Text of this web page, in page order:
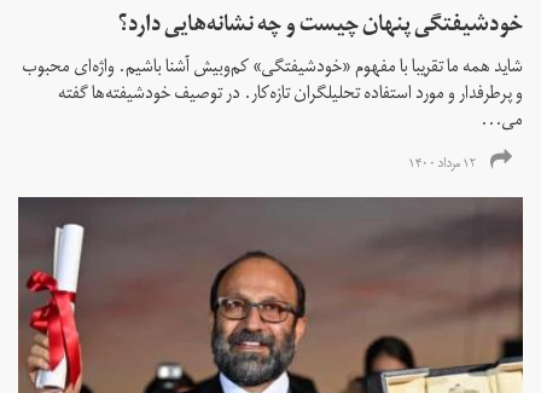
خودشیفتگی پنهان چیست و چه نشانه‌هایی دارد؟
شاید همه ما تقریبا با مفهوم «خودشیفتگی» کم‌و‌بیش آشنا باشیم. واژه‌ای محبوب
و پرطرفدار و مورد استفاده تحلیلگران تازه‌کار. در توصیف خودشیفته‌ها گفته
می...
۱۲ مرداد ۱۴۰۰